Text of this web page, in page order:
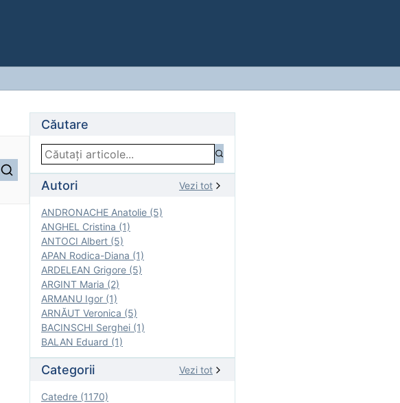
Căutare
Autori Vezi tot
ANDRONACHE Anatolie (5)
ANGHEL Cristina (1)
ANTOCI Albert (5)
APAN Rodica-Diana (1)
ARDELEAN Grigore (5)
ARGINT Maria (2)
ARMANU Igor (1)
ARNĂUT Veronica (5)
BACINSCHI Serghei (1)
BALAN Eduard (1)
Categorii Vezi tot
Catedre (1170)